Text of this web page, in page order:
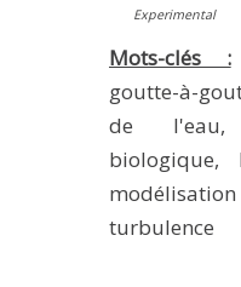
Experimental
Mots-clés :
goutte-à-
de l'eau,
biologique,
turbulence